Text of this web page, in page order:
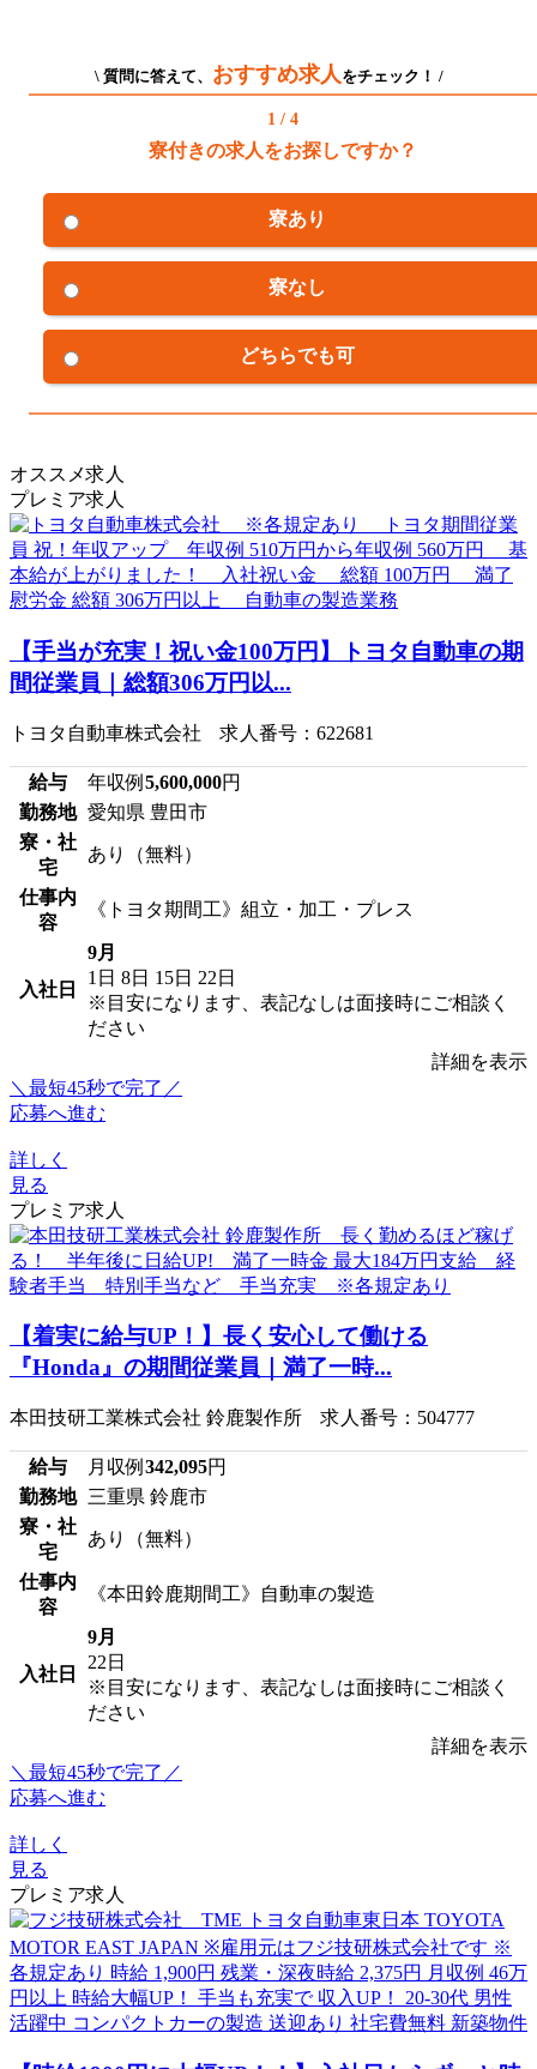
\ 質問に答えて、 おすすめ求人をチェック！ /
1 / 4
寮付きの求人をお探しですか？
寮あり
寮なし
どちらでも可
オススメ求人
プレミア求人
【手当が充実！祝い金100万円】トヨタ自動車の期
間従業員｜総額306万円以...
トヨタ自動車株式会社 求人番号：622681
給与 年収例 5,600,000円
勤務地 愛知県 豊田市
寮・社
宅
あり（無料）
仕事内
容
《トヨタ期間工》組立・加工・プレス
入社日
9月
1日 8日 15日 22日
※目安になります、表記なしは面接時にご相談く
ださい
詳細を表示
＼最短45秒で完了／
応募へ進む
詳しく
見る
プレミア求人
【着実に給与UP！】長く安心して働ける
『Honda』の期間従業員｜満了一時...
本田技研工業株式会社 鈴鹿製作所 求人番号：504777
給与 月収例 342,095円
勤務地 三重県 鈴鹿市
寮・社
宅
あり（無料）
仕事内
容
《本田鈴鹿期間工》自動車の製造
入社日
9月
22日
※目安になります、表記なしは面接時にご相談く
ださい
詳細を表示
＼最短45秒で完了／
応募へ進む
詳しく
見る
プレミア求人